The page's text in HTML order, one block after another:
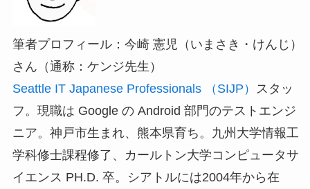
筆者プロフィール：今崎 憲児（いまさき・けんじ）
さん（通称：ケンジ先生）
Seattle IT Japanese Professionals （SIJP）
スタッ
フ。現職は Google の Android 部門のテストエンジ
ニア。神戸市生まれ、熊本県育ち。九州大学情報工
学科修士課程修了、カールトン大学コンピュータサ
イエンス PH.D. 卒。シアトルには2004年から在